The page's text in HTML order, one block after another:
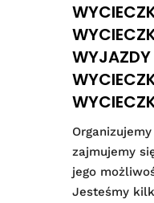
WYJAZDY
Organizujemy
zajmujemy
jego
Jesteśmy